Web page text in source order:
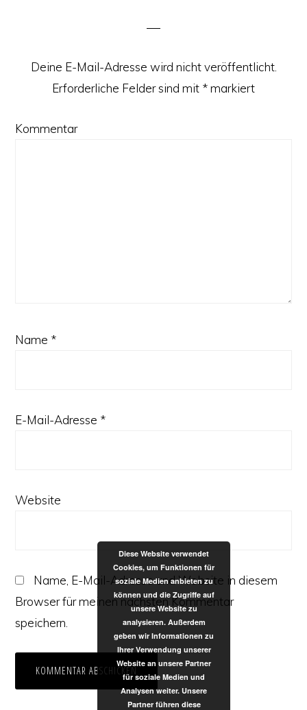
Deine E-Mail-Adresse wird nicht veröffentlicht.
Erforderliche Felder sind mit *markiert
Kommentar
Name *
E-Mail-Adresse *
Website
Name, E-Mail-Adresse und Website in diesem
Browser für meinen nächsten Kommentar
speichern.
Diese Website verwendet
Cookies, um Funktionen für
soziale Medien anbieten zu
können und die Zugriffe auf
unsere Website zu
analysieren. Außerdem
geben wir Informationen zu
Ihrer Verwendung unserer
Website an unsere Partner
für soziale Medien und
Analysen weiter. Unsere
Partner führen diese